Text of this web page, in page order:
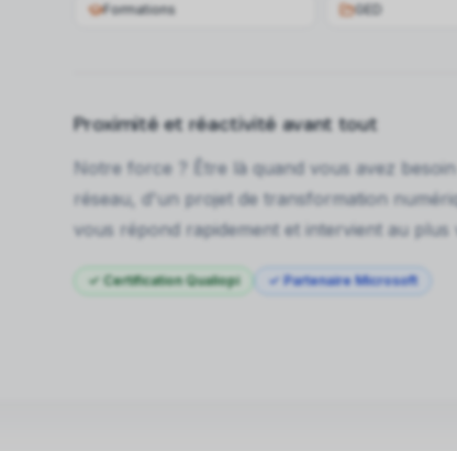
Formations GED
Proximité et réactivité avant tout
Notre force ? Être là quand vous avez
réseau, d'un projet de transformation
vous répond rapidement et intervient au plus
✓ Certification Qualiopi ✓ Partenaire Microsoft